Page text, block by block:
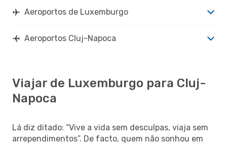
Aeroportos de Luxemburgo
Aeroportos Cluj-Napoca
Viajar de Luxemburgo para Cluj-
Napoca
Lá diz ditado: “Vive a vida sem desculpas, viaja sem
arrependimentos”. De facto, quem não sonhou em